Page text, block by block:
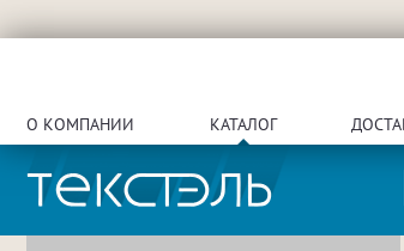
О КОМПАНИИ КАТАЛОГ